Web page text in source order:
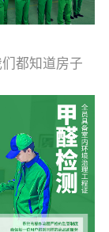
都知道房子
甲醛，其实汽
标问题更为严
间范围小，
装饰多，这